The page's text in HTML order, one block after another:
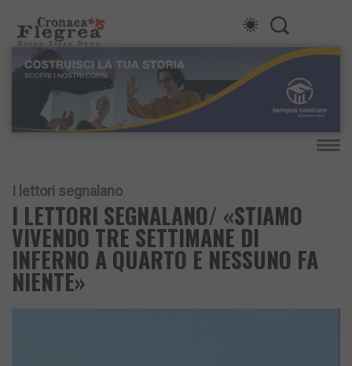
I lettori segnalano
I LETTORI SEGNALANO/ «STIAMO
VIVENDO TRE SETTIMANE DI
INFERNO A QUARTO E NESSUNO FA
NIENTE»